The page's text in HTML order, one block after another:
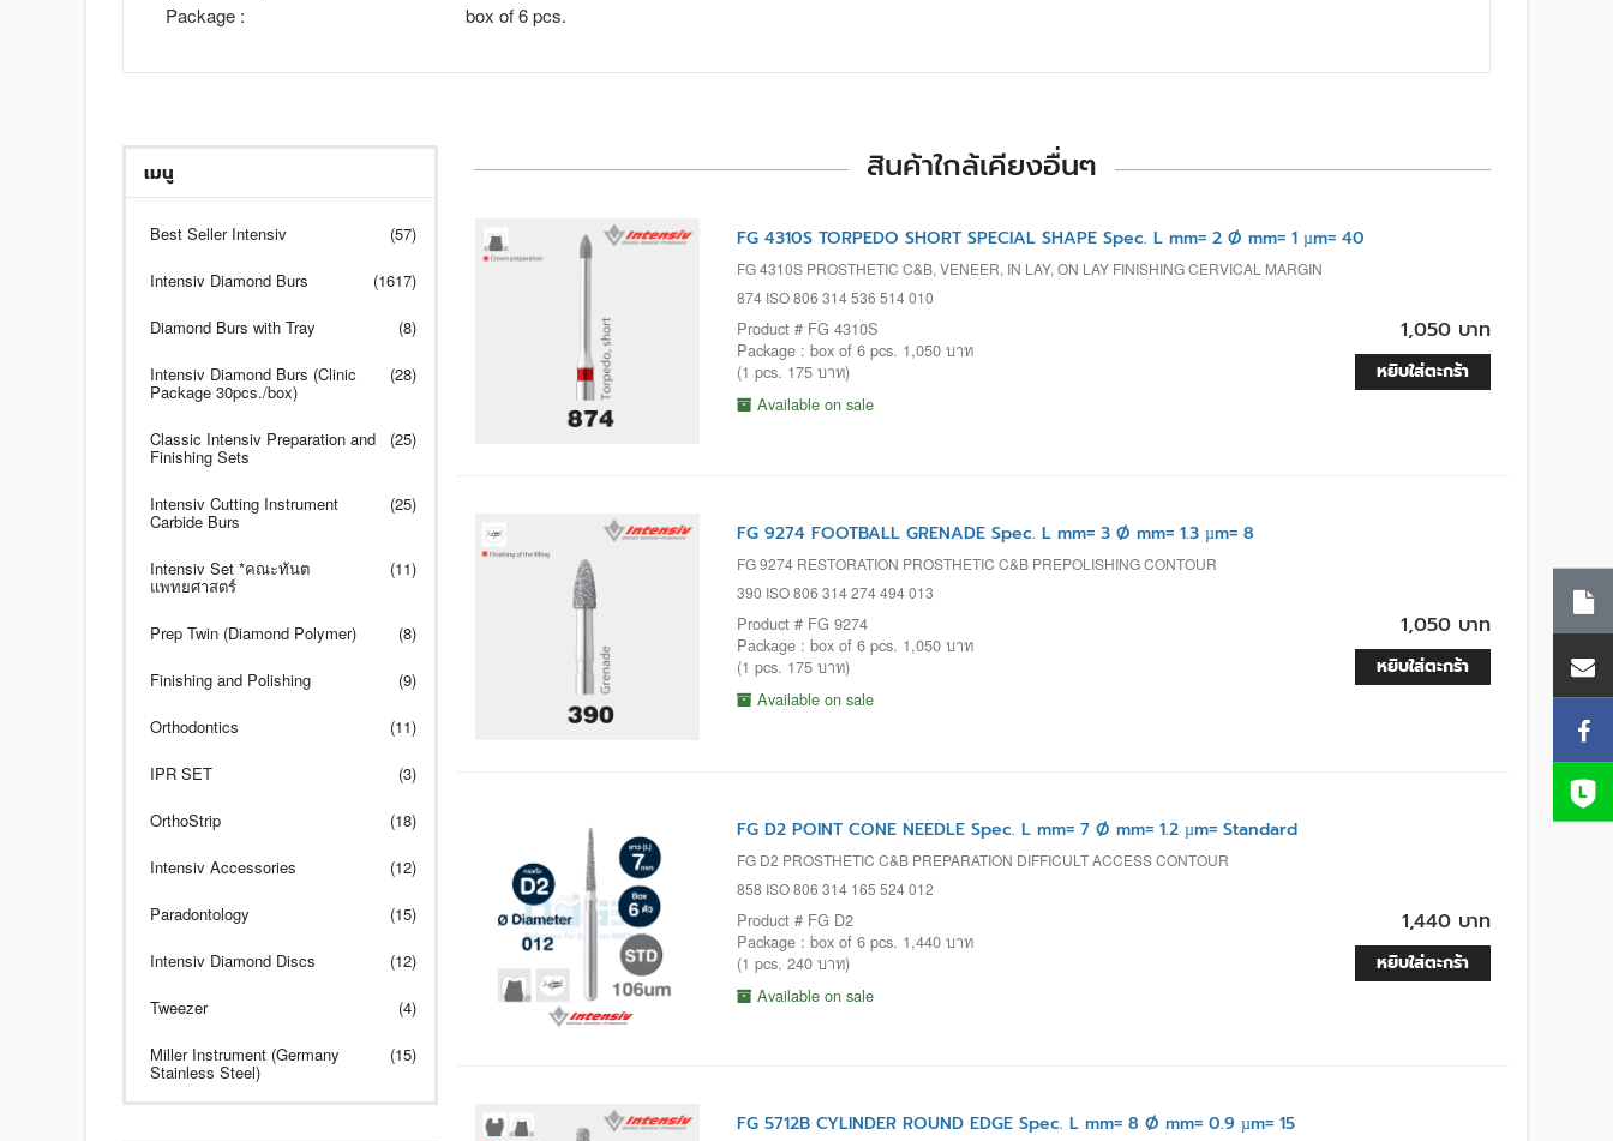
Package :
box of 6 pcs.
เมนู
Best Seller Intensiv (57)
Intensiv Diamond Burs (1617)
Diamond Burs with Tray (8)
Intensiv Diamond Burs (Clinic
Package 30pcs./box)
(28)
Classic Intensiv Preparation and
Finishing Sets
(25)
Intensiv Cutting Instrument
Carbide Burs
(25)
Intensiv Set *คณะทันต
แพทยศาสตร์
(11)
Prep Twin (Diamond Polymer) (8)
Finishing and Polishing (9)
Orthodontics (11)
IPR SET (3)
OrthoStrip (18)
Intensiv Accessories (12)
Paradontology (15)
Intensiv Diamond Discs (12)
Tweezer (4)
Miller Instrument (Germany
Stainless Steel)
(15)
สินค้าใกล้เคียงอื่นๆ
FG 4310S TORPEDO SHORT SPECIAL SHAPE Spec. L mm= 2 Ø mm= 1 µm= 40
FG 4310S PROSTHETIC C&B, VENEER, IN LAY, ON LAY FINISHING CERVICAL MARGIN
874 ISO 806 314 536 514 010
Product # FG 4310S
Package : box of 6 pcs. 1,050 บาท
(1 pcs. 175 บาท)
Available on sale
1,050 บาท
หยิบใส่ตะกร้า
FG 9274 FOOTBALL GRENADE Spec. L mm= 3 Ø mm= 1.3 µm= 8
FG 9274 RESTORATION PROSTHETIC C&B PREPOLISHING CONTOUR
390 ISO 806 314 274 494 013
Product # FG 9274
Package : box of 6 pcs. 1,050 บาท
(1 pcs. 175 บาท)
Available on sale
1,050 บาท
หยิบใส่ตะกร้า
FG D2 POINT CONE NEEDLE Spec. L mm= 7 Ø mm= 1.2 µm= Standard
FG D2 PROSTHETIC C&B PREPARATION DIFFICULT ACCESS CONTOUR
858 ISO 806 314 165 524 012
Product # FG D2
Package : box of 6 pcs. 1,440 บาท
(1 pcs. 240 บาท)
Available on sale
1,440 บาท
หยิบใส่ตะกร้า
FG 5712B CYLINDER ROUND EDGE Spec. L mm= 8 Ø mm= 0.9 µm= 15